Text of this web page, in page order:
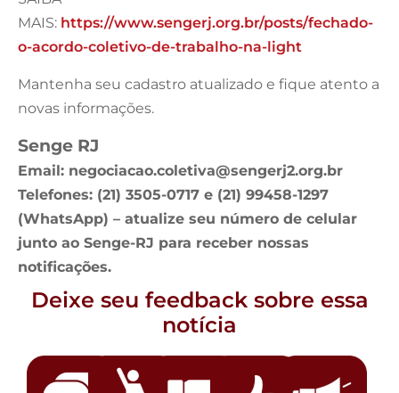
MAIS: https://www.sengerj.org.br/posts/fechado-
o-acordo-coletivo-de-trabalho-na-light
Mantenha seu cadastro atualizado e fique atento a
novas informações.
Senge RJ
Email: negociacao.coletiva@sengerj2.org.br
Telefones: (21) 3505-0717 e (21) 99458-1297
(WhatsApp) – atualize seu número de celular
junto ao Senge-RJ para receber nossas
notificações.
Deixe seu feedback sobre essa
notícia